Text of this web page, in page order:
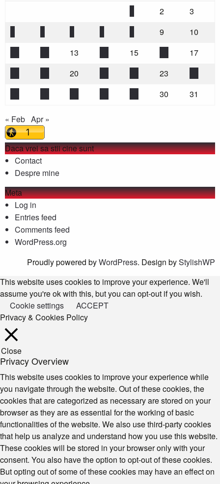
2
3
9
10
13 15
17
20 23
30 31
« Feb Apr »
Daca vrei sa stii cine sunt
Contact
Despre mine
Meta
Log in
Entries feed
Comments feed
WordPress.org
Proudly powered byWordPress. Design byStylishWP
This website uses cookies to improve your experience. We'll
assume you're ok with this, but you can opt-out if you wish.
Cookie settings
ACCEPT
Privacy & Cookies Policy
Close
Privacy Overview
This website uses cookies to improve your experience while
you navigate through the website. Out of these cookies, the
cookies that are categorized as necessary are stored on your
browser as they are as essential for the working of basic
functionalities of the website. We also use third-party cookies
that help us analyze and understand how you use this website.
These cookies will be stored in your browser only with your
consent. You also have the option to opt-out of these cookies.
But opting out of some of these cookies may have an effect on